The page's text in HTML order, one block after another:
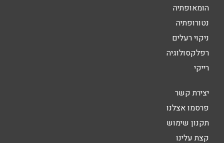
הומאופתיה
נטורופתיה
ניקוי רעלים
רפלקסולוגיה
רייקי
יצירת קשר
פרסמו אצלנו
תקנון שימוש
קצת עלינו